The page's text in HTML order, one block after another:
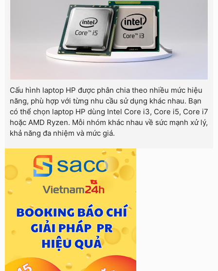
Cấu hình laptop HP được phân chia theo nhiều mức hiệu
năng, phù hợp với từng nhu cầu sử dụng khác nhau. Bạn
có thể chọn laptop HP dùng Intel Core i3, Core i5, Core i7
hoặc AMD Ryzen. Mỗi nhóm khác nhau về sức mạnh xử lý,
khả năng đa nhiệm và mức giá.